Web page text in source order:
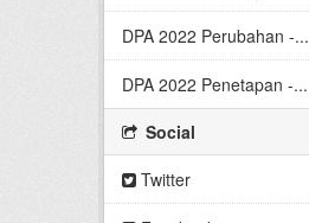
DPA 2022 Perubahan -...
DPA 2022 Penetapan -...
Social
Twitter